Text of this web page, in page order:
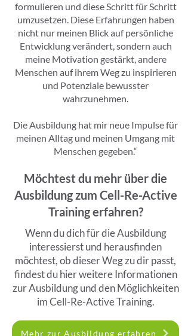
formulieren und diese Schritt für Schritt
umzusetzen. Diese Erfahrungen haben
nicht nur meinen Blick auf persönliche
Entwicklung verändert, sondern auch
meine Motivation gestärkt, andere
Menschen auf ihrem Weg zu inspirieren
und Potenziale bewusster
wahrzunehmen.
Die Ausbildung hat mir neue Impulse für
meinen Alltag und meinen Umgang mit
Menschen gegeben.“
Möchtest du mehr über die
Ausbildung zum Cell-Re-Active
Training erfahren?
Wenn du dich für die Ausbildung
interessierst und herausfinden
möchtest, ob dieser Weg zu dir passt,
findest du hier weitere Informationen
zur Ausbildung und den Möglichkeiten
im Cell-Re-Active Training.
Mehr zur Ausbildung erfahren